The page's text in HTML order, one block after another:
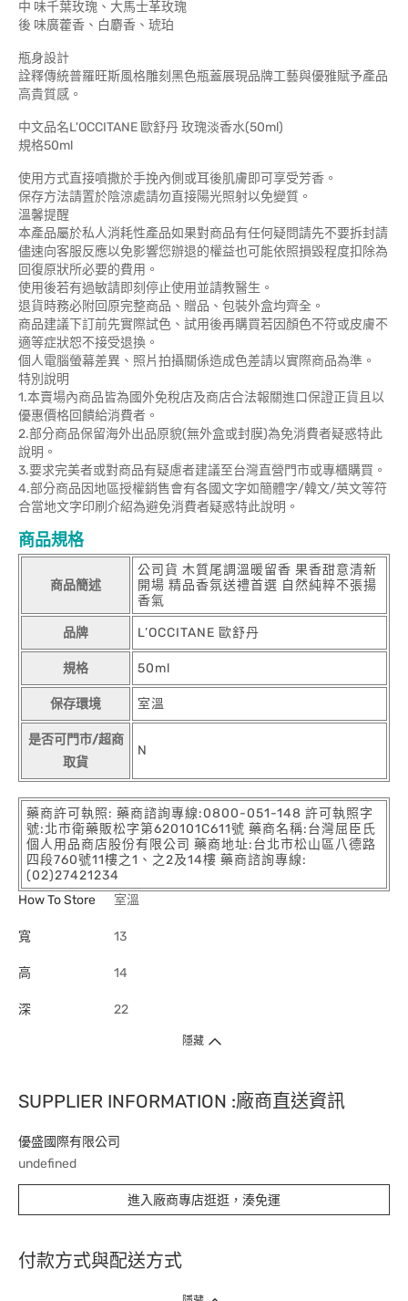
中 味千葉玫瑰、大馬士革玫瑰
後 味廣藿香、白麝香、琥珀
瓶身設計
詮釋傳統普羅旺斯風格雕刻黑色瓶蓋展現品牌工藝與優雅賦予產品
高貴質感。
中文品名L'OCCITANE 歐舒丹 玫瑰淡香水(50ml)
規格50ml
使用方式直接噴撒於手挽內側或耳後肌膚即可享受芳香。
保存方法請置於陰涼處請勿直接陽光照射以免變質。
溫馨提醒
本產品屬於私人消耗性產品如果對商品有任何疑問請先不要拆封請
儘速向客服反應以免影響您辦退的權益也可能依照損毀程度扣除為
回復原狀所必要的費用。
使用後若有過敏請即刻停止使用並請教醫生。
退貨時務必附回原完整商品、贈品、包裝外盒均齊全。
商品建議下訂前先實際試色、試用後再購買若因顏色不符或皮膚不
適等症狀恕不接受退換。
個人電腦螢幕差異、照片拍攝關係造成色差請以實際商品為準。
特別說明
1.本賣場內商品皆為國外免稅店及商店合法報關進口保證正貨且以
優惠價格回饋給消費者。
2.部分商品保留海外出品原貌(無外盒或封膜)為免消費者疑惑特此
說明。
3.要求完美者或對商品有疑慮者建議至台灣直營門市或專櫃購買。
4.部分商品因地區授權銷售會有各國文字如簡體字/韓文/英文等符
合當地文字印刷介紹為避免消費者疑惑特此說明。
商品規格
商品簡述
公司貨 木質尾調溫暖留香 果香甜意清新
開場 精品香氛送禮首選 自然純粹不張揚
香氣
品牌 L’OCCITANE 歐舒丹
規格 50ml
保存環境 室溫
是否可門市/超商
取貨
N
藥商許可執照: 藥商諮詢專線:0800-051-148 許可執照字
號:北市衛藥販松字第620101C611號 藥商名稱:台灣屈臣氏
個人用品商店股份有限公司 藥商地址:台北市松山區八德路
四段760號11樓之1、之2及14樓 藥商諮詢專線:
(02)27421234
How To Store
室溫
寬 13
高 14
深 22
隱藏
SUPPLIER INFORMATION :廠商直送資訊
優盛國際有限公司
undefined
進入廠商專店逛逛，湊免運
付款方式與配送方式